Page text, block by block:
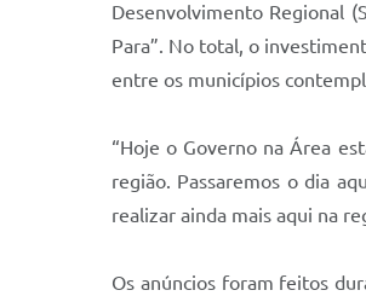
Desenvolvimento Regional
Para”. No total, o
entre os municípios
“Hoje o Governo na Área
região. Passaremos o dia
realizar ainda mais aqui na
Os anúncios foram feitos